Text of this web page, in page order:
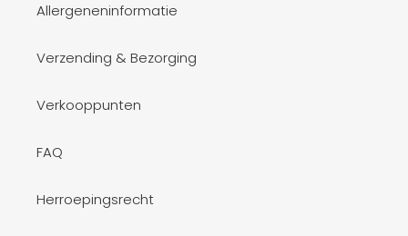
Allergeneninformatie
Verzending & Bezorging
Verkooppunten
FAQ
Herroepingsrecht